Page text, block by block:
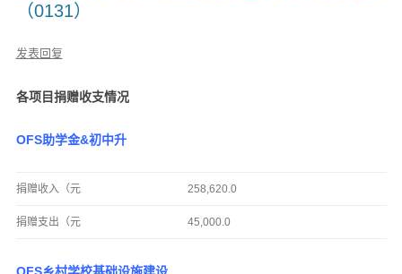
（0131）
发表回复
各项目捐赠收支情况
OFS助学金&初中升
捐赠收入（元 258,620.0
捐赠支出（元 45,000.0